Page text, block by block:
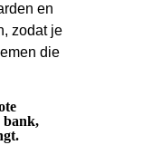
en
zodat je
die
bank,